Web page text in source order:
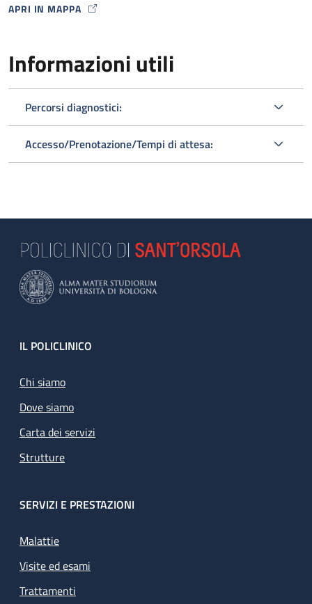
APRI IN MAPPA
MAP ICON
Informazioni utili
Percorsi diagnostici:
Accesso/Prenotazione/Tempi di attesa:
Footer
IL POLICLINICO
Chi siamo
Dove siamo
Carta dei servizi
Strutture
SERVIZI E PRESTAZIONI
Malattie
Visite ed esami
Trattamenti